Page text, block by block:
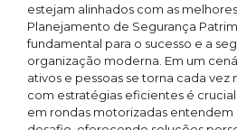
estejam alinhados com as
Planejamento de Segurança
fundamental para o sucesso e a
organização moderna. Em um
ativos e pessoas se torna cada
com estratégias eficientes é
em rondas motorizadas entendem